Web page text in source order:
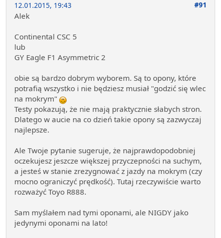
12.01.2015, 19:43
#91
Alek
Continental CSC 5
lub
GY Eagle F1 Asymmetric 2
obie są bardzo dobrym wyborem. Są to opony, które
potrafią wszystko i nie będziesz musiał "godzić się wlec
na mokrym"
Testy pokazują, że nie mają praktycznie słabych stron.
Dlatego w aucie na co dzień takie opony są zazwyczaj
najlepsze.
Ale Twoje pytanie sugeruje, że najprawdopodobniej
oczekujesz jeszcze większej przyczepności na suchym,
a jesteś w stanie zrezygnować z jazdy na mokrym (czy
mocno ograniczyć prędkość). Tutaj rzeczywiście warto
rozważyć Toyo R888.
Sam myślałem nad tymi oponami, ale NIGDY jako
jedynymi oponami na lato!